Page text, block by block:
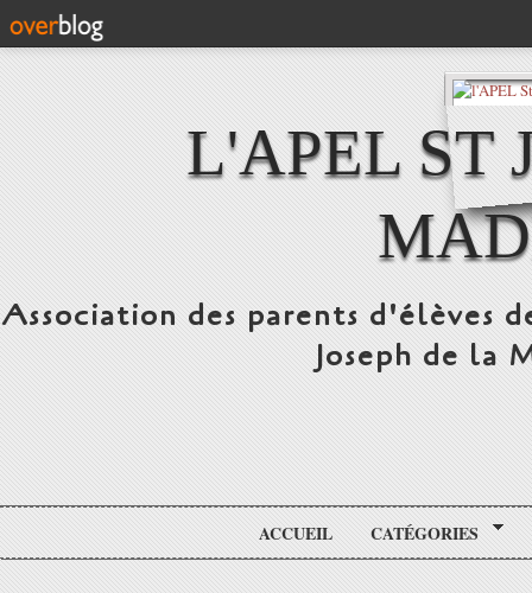
L'APEL ST
Association des parents d'élèves
Joseph de la
ACCUEIL CATÉGORIES